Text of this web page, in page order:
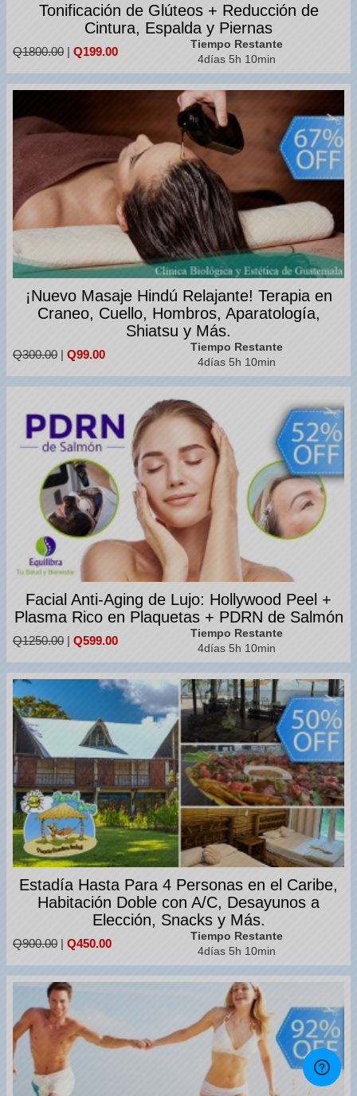
Tonificación de Glúteos + Reducción de
Cintura, Espalda y Piernas
Q1800.00 | Q199.00
Tiempo Restante
4días 5h 10min
¡Nuevo Masaje Hindú Relajante! Terapia en
Craneo, Cuello, Hombros, Aparatología,
Shiatsu y Más.
Q300.00 | Q99.00
Tiempo Restante
4días 5h 10min
Facial Anti-Aging de Lujo: Hollywood Peel +
Plasma Rico en Plaquetas + PDRN de Salmón
Q1250.00 | Q599.00
Tiempo Restante
4días 5h 10min
Estadía Hasta Para 4 Personas en el Caribe,
Habitación Doble con A/C, Desayunos a
Elección, Snacks y Más.
Q900.00 | Q450.00
Tiempo Restante
4días 5h 10min